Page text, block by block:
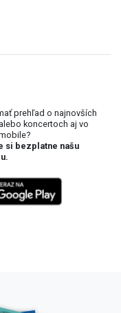
prehľad o najnovších
koncertoch aj vo
si bezplatne našu